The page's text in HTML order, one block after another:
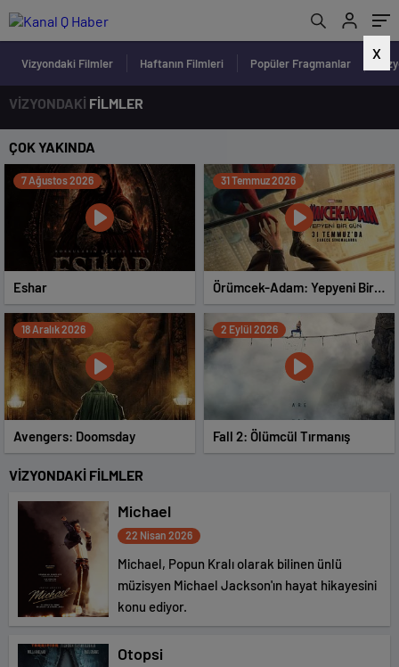
X
Vizyondaki Filmler Haftanın Filmleri Popüler Fragmanlar
VİZYONDAKİ FİLMLER
ÇOK YAKINDA
7 Ağustos 2026
Eshar
31 Temmuz 2026
Örümcek-Adam: Yepyeni Bir
Gün
18 Aralık 2026
Avengers: Doomsday
2 Eylül 2026
Fall 2: Ölümcül Tırmanış
VİZYONDAKİ FİLMLER
Michael
22 Nisan 2026
Michael, Popun Kralı olarak bilinen ünlü
müzisyen Michael Jackson'ın hayat hikayesini
konu ediyor.
Otopsi